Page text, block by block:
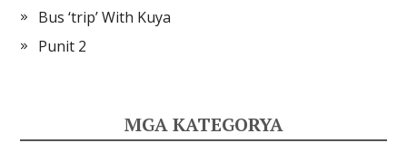
Bus ‘trip’ With Kuya
Punit 2
MGA KATEGORYA